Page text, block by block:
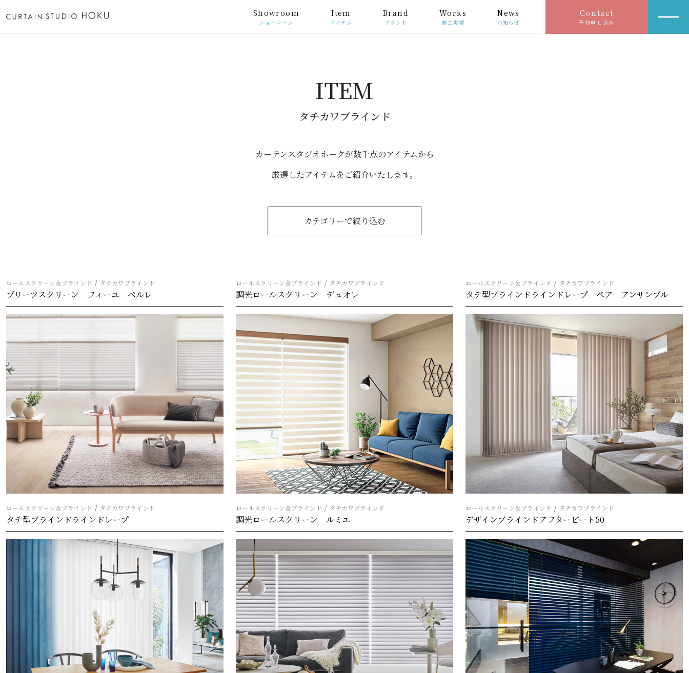
Showroom
ショールーム
Item
アイテム
Brand
ブランド
Works
施工実績
News
お知らせ
Contact
予約申し込み
ITEM
タチカワブラインド
カーテンスタジオホークが数千点のアイテムから
厳選したアイテムをご紹介いたします。
カテゴリーで絞り込む
ロールスクリーン＆ブラインド タチカワブラインド
プリーツスクリーン フィーユ ペルレ
ロールスクリーン＆ブラインド タチカワブラインド
調光ロールスクリーン デュオレ
ロールスクリーン＆ブラインド タチカワブラインド
タテ型ブラインドラインドレープ ペア アンサンブル
ロールスクリーン＆ブラインド タチカワブラインド
タテ型ブラインドラインドレープ
ロールスクリーン＆ブラインド タチカワブラインド
調光ロールスクリーン ルミエ
ロールスクリーン＆ブラインド タチカワブラインド
デザインブラインドアフタービート50